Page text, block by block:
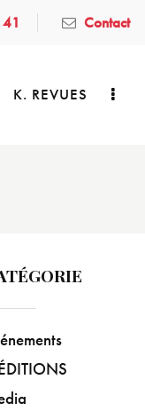
Contact
K. REVUES